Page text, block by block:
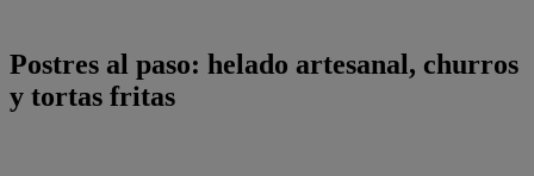
Postres al paso: helado artesanal, churros
y tortas fritas